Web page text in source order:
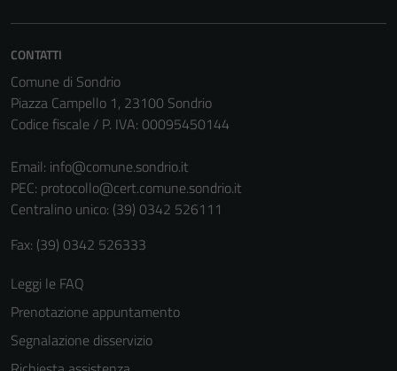
CONTATTI
Comune di Sondrio
Piazza Campello 1, 23100 Sondrio
Codice fiscale / P. IVA: 00095450144
Email: info@comune.sondrio.it
PEC: protocollo@cert.comune.sondrio.it
Centralino unico: (39) 0342 526111
Fax: (39) 0342 526333
Leggi le FAQ
Prenotazione appuntamento
Segnalazione disservizio